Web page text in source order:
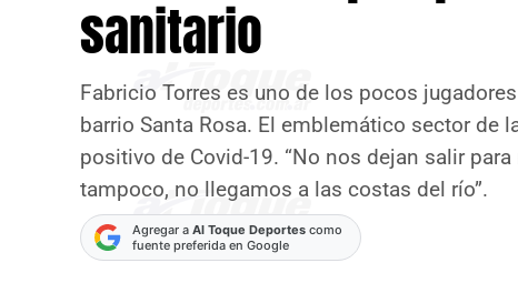
sanitario
Fabricio Torres es uno de los pocos
barrio Santa Rosa. El emblemático sector de
positivo de Covid-19. “No nos dejan salir
tampoco, no llegamos a las costas del río”.
Agregar a Al Toque Deportes como
fuente preferida en Google